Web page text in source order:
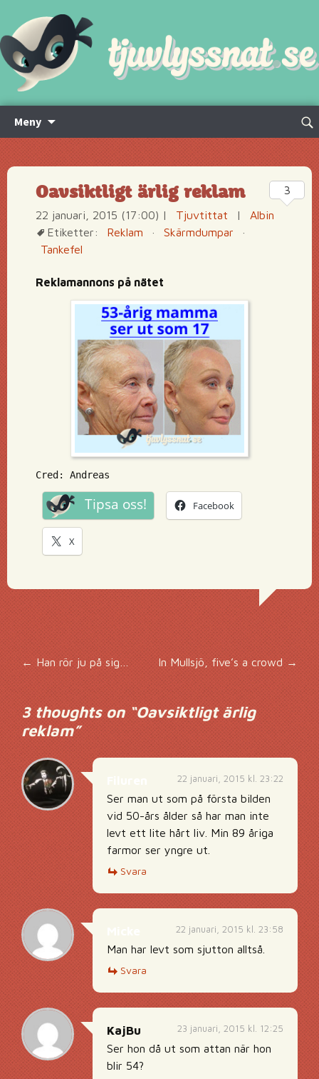
Meny
innehåll
Sök
Oavsiktligt ärlig reklam
22 januari, 2015 (17:00) | Tjuvtittat |
Albin
Etiketter:
Reklam · Skärmdumpar
·
Tankefel
Reklamannons på nätet
Cred: Andreas
Tipsa oss! Facebook
X
3
Inläggsnavigering
← Han rör ju på sig… In Mullsjö, five’s a crowd →
3 thoughts on “Oavsiktligt ärlig
reklam”
22 januari, 2015 kl. 23:22
Ser man ut som på första bilden
vid 50-års ålder så har man inte
levt ett lite hårt liv. Min 89 åriga
farmor ser yngre ut.
Svara
22 januari, 2015 kl. 23:58
Man har levt som sjutton alltså.
Svara
23 januari, 2015 kl. 12:25
KajBu
Ser hon då ut som attan när hon
blir 54?